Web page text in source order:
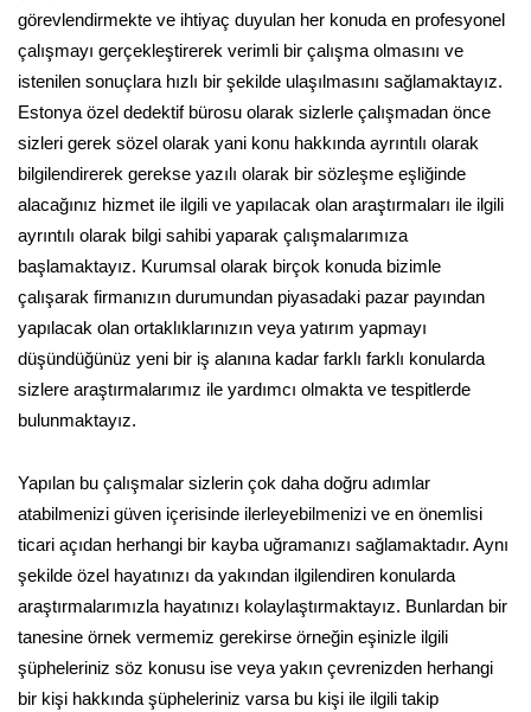
görevlendirmekte ve ihtiyaç duyulan her konuda en profesyonel
çalışmayı gerçekleştirerek verimli bir çalışma olmasını ve
istenilen sonuçlara hızlı bir şekilde ulaşılmasını sağlamaktayız.
Estonya özel dedektif bürosu olarak sizlerle çalışmadan önce
sizleri gerek sözel olarak yani konu hakkında ayrıntılı olarak
bilgilendirerek gerekse yazılı olarak bir sözleşme eşliğinde
alacağınız hizmet ile ilgili ve yapılacak olan araştırmaları ile ilgili
ayrıntılı olarak bilgi sahibi yaparak çalışmalarımıza
başlamaktayız. Kurumsal olarak birçok konuda bizimle
çalışarak firmanızın durumundan piyasadaki pazar payından
yapılacak olan ortaklıklarınızın veya yatırım yapmayı
düşündüğünüz yeni bir iş alanına kadar farklı farklı konularda
sizlere araştırmalarımız ile yardımcı olmakta ve tespitlerde
bulunmaktayız.
Yapılan bu çalışmalar sizlerin çok daha doğru adımlar
atabilmenizi güven içerisinde ilerleyebilmenizi ve en önemlisi
ticari açıdan herhangi bir kayba uğramanızı sağlamaktadır. Aynı
şekilde özel hayatınızı da yakından ilgilendiren konularda
araştırmalarımızla hayatınızı kolaylaştırmaktayız. Bunlardan bir
tanesine örnek vermemiz gerekirse örneğin eşinizle ilgili
şüpheleriniz söz konusu ise veya yakın çevrenizden herhangi
bir kişi hakkında şüpheleriniz varsa bu kişi ile ilgili takip